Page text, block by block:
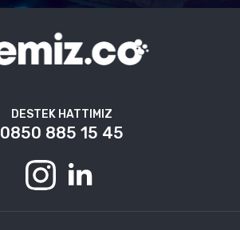
DESTEK HATTIMIZ
0850 885 15 45